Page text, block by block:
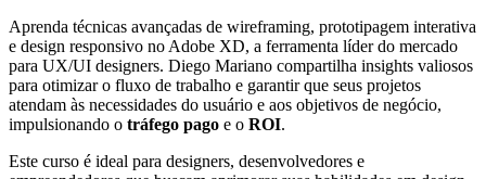
Aprenda técnicas avançadas de wireframing, prototipagem interativa
e design responsivo no Adobe XD, a ferramenta líder do mercado
para UX/UI designers. Diego Mariano compartilha insights valiosos
para otimizar o fluxo de trabalho e garantir que seus projetos
atendam às necessidades do usuário e aos objetivos de negócio,
impulsionando o tráfego pago e o ROI.
Este curso é ideal para designers, desenvolvedores e